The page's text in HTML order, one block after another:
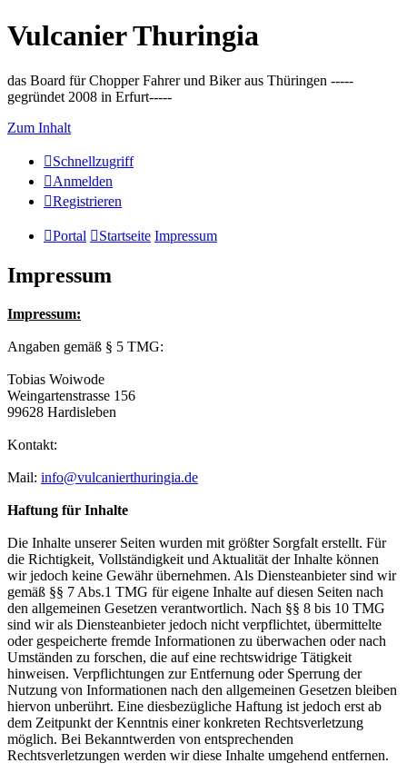
Vulcanier Thuringia
das Board für Chopper Fahrer und Biker aus Thüringen -----
gegründet 2008 in Erfurt-----
Zum Inhalt
Schnellzugriff
Anmelden
Registrieren
Portal Startseite Impressum
Impressum
Impressum:
Angaben gemäß § 5 TMG:
Tobias Woiwode
Weingartenstrasse 156
99628 Hardisleben
Kontakt:
Mail: info@vulcanierthuringia.de
Haftung für Inhalte
Die Inhalte unserer Seiten wurden mit größter Sorgfalt erstellt. Für
die Richtigkeit, Vollständigkeit und Aktualität der Inhalte können
wir jedoch keine Gewähr übernehmen. Als Diensteanbieter sind wir
gemäß §§ 7 Abs.1 TMG für eigene Inhalte auf diesen Seiten nach
den allgemeinen Gesetzen verantwortlich. Nach §§ 8 bis 10 TMG
sind wir als Diensteanbieter jedoch nicht verpflichtet, übermittelte
oder gespeicherte fremde Informationen zu überwachen oder nach
Umständen zu forschen, die auf eine rechtswidrige Tätigkeit
hinweisen. Verpflichtungen zur Entfernung oder Sperrung der
Nutzung von Informationen nach den allgemeinen Gesetzen bleiben
hiervon unberührt. Eine diesbezügliche Haftung ist jedoch erst ab
dem Zeitpunkt der Kenntnis einer konkreten Rechtsverletzung
möglich. Bei Bekanntwerden von entsprechenden
Rechtsverletzungen werden wir diese Inhalte umgehend entfernen.